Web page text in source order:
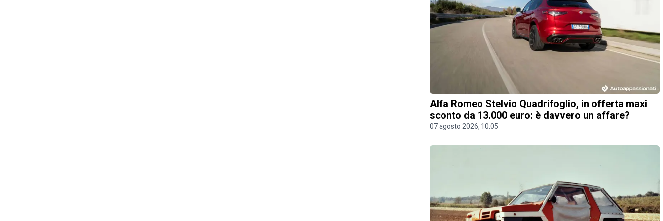
Alfa Romeo Stelvio Quadrifoglio, in offerta maxi
sconto da 13.000 euro: è davvero un affare?
07 agosto 2026, 10.05